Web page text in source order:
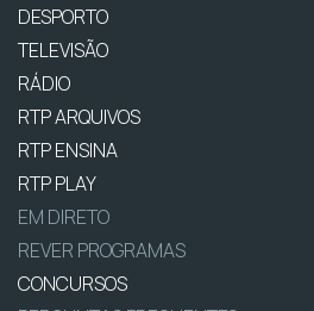
DESPORTO
TELEVISÃO
RÁDIO
RTP ARQUIVOS
RTP ENSINA
RTP PLAY
EM DIRETO
REVER PROGRAMAS
CONCURSOS